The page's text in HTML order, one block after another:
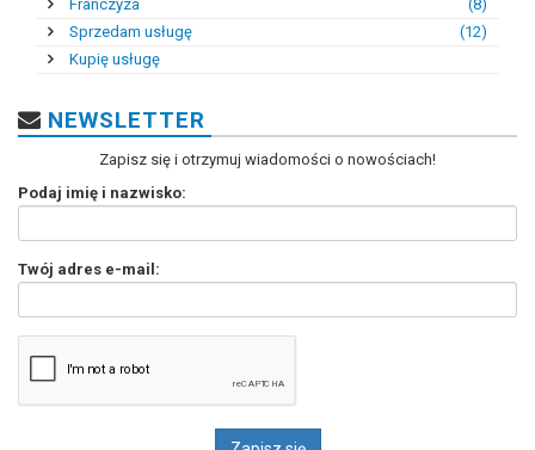
Franczyza
(8)
Sprzedam usługę
(12)
Kupię usługę
NEWSLETTER
Zapisz się i otrzymuj wiadomości o nowościach!
Podaj imię i nazwisko:
Twój adres e-mail: